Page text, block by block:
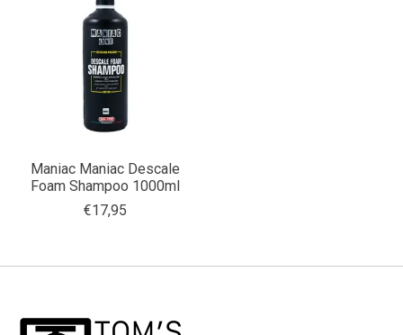
Maniac Maniac Descale
Foam Shampoo 1000ml
€17,95